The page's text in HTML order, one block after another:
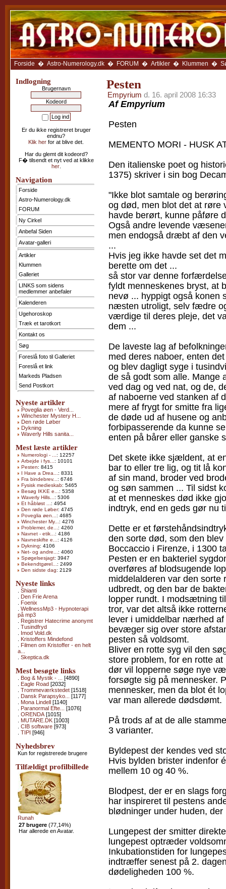
Forside � Astro-Numerology.dk � FORUM � Artikler � Klummen �
Indlogning
Brugernavn
Kodeord
Er du ikke registreret bruger
endnu?
Klik her for at blive det.
Har du glemt dit kodeord?
F� tilsendt et nyt ved at klikke
her.
Navigation
Forside
Astro-Numerology.dk
FORUM
Ny Cirkel
Anbefal Siden
Avatar-galleri
Artikler
Klummen
Galleriet
LINKS som sidens
medlemmer anbefaler
Kalenderen
Ugehoroskop
Træk et tarotkort
Kontakt os
Søg
Foreslå foto til Galleriet
Foreslå et link
Markeds Pladsen
Send Postkort
Forside
Astro-
Numerology.dk
FORUM
Ny
Cirkel
Anbefal
Avatar-
galleri
Galleriet
som
sidens
medlemmer
Kalenderen
Ugehoroskop
Træk
et
tarotkort
Kontakt
os
Søg
Foreslå
foto
til
Galleriet
Foreslå
et
link
Markeds
Pladsen
Send
Postkort
Nyeste artikler
Poveglia øen - Verd...
Winchester Mystery H...
Den røde Løber
Dykning
Waverly Hills sanita...
Mest læste artikler
Numerologi - ... : 12257
Arbejde i fys... : 10101
Pesten: 8415
I Have a Drea... : 8331
Fra bindebrev... : 6746
Fysisk medieskab: 5465
Besøg IKKE e... : 5358
Waverly Hills... : 5306
Et håbløst ... : 4954
Den røde Løber: 4745
Poveglia øen... : 4685
Winchester My... : 4276
Problemer, de... : 4260
Navnet - etik... : 4186
Navneskifte e... : 4126
Dykning: 4106
Net- og andre... : 4060
Spøgelsesjagt: 3947
Bekendtgørel... : 2499
Den sidste dag: 2129
Nyeste links
Shianti
Den Frie Arena
Foenix
WellnessMp3 - Hypnoterapi
på mp3
Registrer Hatecrime anonymt
Tusindfryd
Imod Vold.dk
Kristoffers Mindefond
Filmen om Kristoffer - en helt
a...
Skeptica.dk
Mest besøgte links
Bog & Mystik - ...
[4890]
Eagle Road [2032]
Trommeværkstedet [1518]
Dansk Parapsyko...
[1177]
Mona Lindell [1140]
Paranormal Efte...
[1076]
ORENDA [1015]
MUTARE.DK [1003]
CIB software [973]
TIPI [946]
Nyhedsbrev
Kun for registrerede brugere
Tilfældigt profilbillede
Runah
27 brugere (77,14%)
Har allerede en Avatar.
Pesten
Empyrium d. 16. april 2008 16:33
Af Empyrium
Pesten
MEMENTO MORI - HUSK
Den italienske poet og
1375) skriver i sin bog
"Ikke blot samtale og
og død, men blot det at
havde berørt, kunne påføre
Også andre levende
men endogså dræbt af den
...
Hvis jeg ikke havde set det
berette om det ...
så stor var denne
fyldt menneskenes bryst, at
nevø ... hyppigt også konen
næsten utroligt, selv fædre
værdige til deres pleje, det
dem ...
De laveste lag af
med deres naboer, enten
og blev dagligt syge i
de så godt som alle. Mange
ved dag og ved nat, og de,
af naboerne ved stanken af
mere af frygt for smitte fra
de døde ud af husene og
forbipasserende da kunne
enten på bårer eller ganske
Det skete ikke sjældent, at
bar to eller tre lig, og tit lå
af sin mand, broder ved
og søn sammen ... Til sidst
at et menneskes død ikke
indtryk, end en geds gør nu
Dette er et
den sorte død, som den
Boccaccio i Firenze, i 1300
Pesten er en bakteriel
overføres af blodsugende
middelalderen var den sorte
udbredt, og den bar de
lopper rundt. I modsætning
tror, var det altså ikke
lever i umiddelbar nærhed
bevæger sig over store
pesten så voldsomt.
Bliver en rotte syg vil den
store problem, for en rotte
dør vil lopperne søge nye
forsøgte sig på mennesker.
mennesker, men da blot ét
var man allerede dødsdømt.
På trods af at de alle
3 varianter.
Byldepest der kendes ved
Hvis bylden brister indenfor
mellem 10 og 40 %.
Blodpest, der er en slags
har inspireret til pestens
blødninger under huden,
Lungepest der smitter
lungepest optræder
Inkubationstiden for
indtræffer senest på 2.
dødeligheden 100 %.